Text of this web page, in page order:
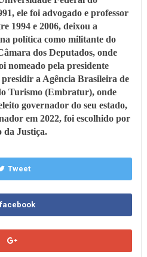
ele foi advogado e professor
1994 e 2006, deixou a
política como militante do
dos Deputados, onde
nomeado pela presidente
a Agência Brasileira de
Turismo (Embratur), onde
governador do seu estado,
em 2022, foi escolhido por
da Justiça.
Tweet
facebook